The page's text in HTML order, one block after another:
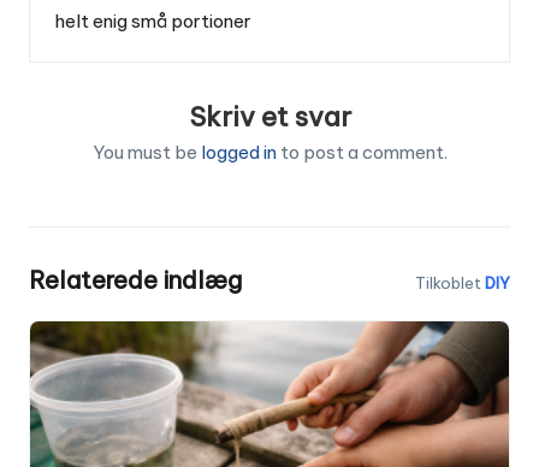
helt enig små portioner
Skriv et svar
You must be logged into post a comment.
Relaterede indlæg Tilkoblet DIY